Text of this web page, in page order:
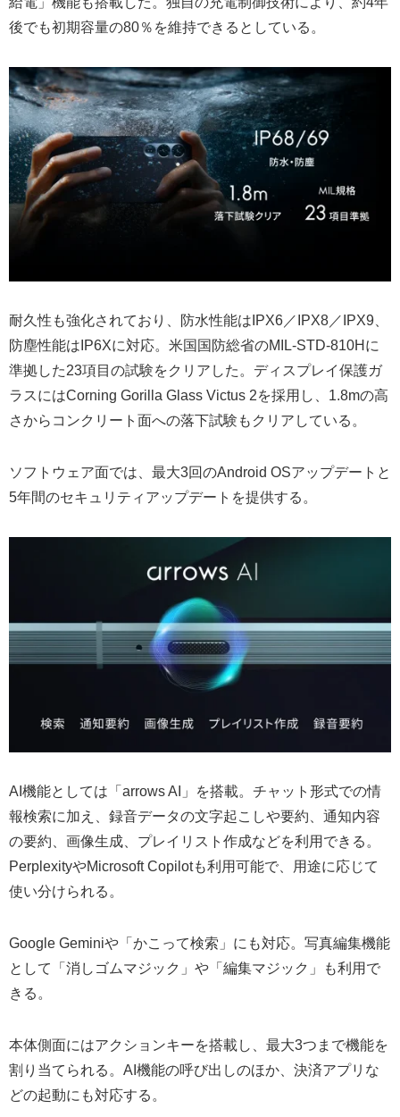
後でも初期容量の80％を維持できるとしている。
耐久性も強化されており、防水性能はIPX6／IPX8／IPX9、
防塵性能はIP6Xに対応。米国国防総省のMIL-STD-810Hに
準拠した23項目の試験をクリアした。ディスプレイ保護ガ
ラスにはCorning Gorilla Glass Victus 2を採用し、1.8mの高
さからコンクリート面への落下試験もクリアしている。
ソフトウェア面では、最大3回のAndroid OSアップデートと
5年間のセキュリティアップデートを提供する。
AI機能としては「arrows AI」を搭載。チャット形式での情
報検索に加え、録音データの文字起こしや要約、通知内容
の要約、画像生成、プレイリスト作成などを利用できる。
PerplexityやMicrosoft Copilotも利用可能で、用途に応じて
使い分けられる。
Google Geminiや「かこって検索」にも対応。写真編集機能
として「消しゴムマジック」や「編集マジック」も利用で
きる。
本体側面にはアクションキーを搭載し、最大3つまで機能を
割り当てられる。AI機能の呼び出しのほか、決済アプリな
どの起動にも対応する。